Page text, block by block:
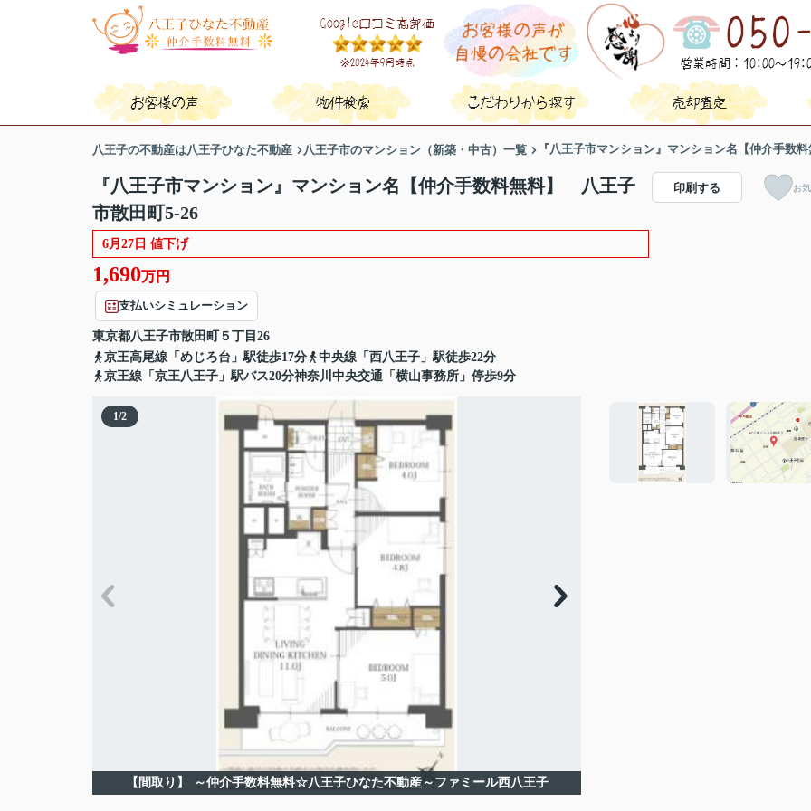
八王子の不動産は八王子ひなた不動産 八王子市のマンション（新築・中古）一覧 『八王子市マンション』マンション名【仲介手数
『八王子市マンション』マンション名【仲介手数料無料】 八王子
市散田町5-26
6月27日 値下げ
1,690万円
支払いシミュレーション
東京都八王子市散田町
５丁目26
京王高尾線「めじろ台」駅徒歩17分
中央線「西八王子」駅徒歩22分
京王線「京王八王子」駅バス20分神奈川中央交通「横山事務所」停歩9分
印刷する お
1/2
【間取り】 ～仲介手数料無料☆八王子ひなた不動産～ファミール西八王子